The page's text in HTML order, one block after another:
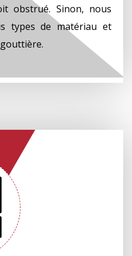
obstrué. Sinon, nous
types de matériau et